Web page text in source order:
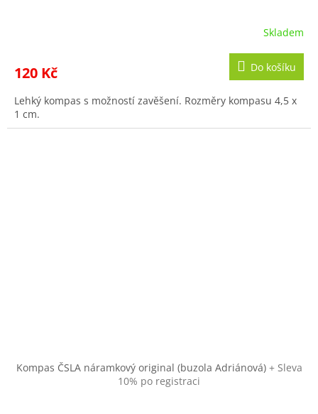
Skladem
120 Kč Do košíku
Lehký kompas s možností zavěšení. Rozměry kompasu 4,5 x
1 cm.
Kompas ČSLA náramkový original (buzola Adriánová) + Sleva
10% po registraci